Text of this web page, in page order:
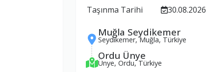
Taşınma Tarihi
30.08.2026
Muğla Seydikemer
Seydikemer, Muğla, Türkiye
Ordu Ünye
Ünye, Ordu, Türkiye